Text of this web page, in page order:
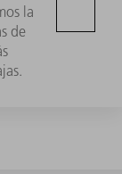
la
de